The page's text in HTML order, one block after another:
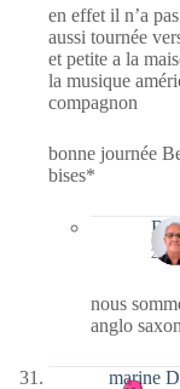
en effet il n’a
aussi tournée
et petite a la
la musique
compagnon
bonne journée
bises*
27/
nous
anglo
marine D